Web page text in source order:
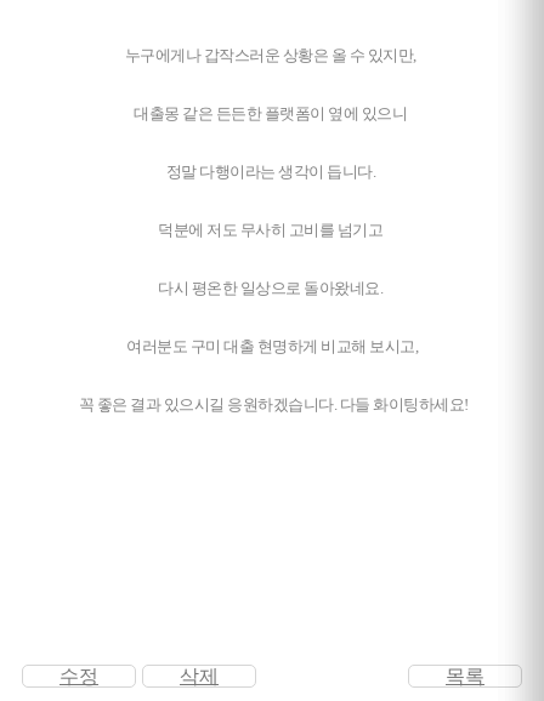
누구에게나 갑작스러운 상황은 올 수 있지만,
대출몽 같은 든든한 플랫폼이 옆에 있으니
정말 다행이라는 생각이 듭니다.
덕분에 저도 무사히 고비를 넘기고
다시 평온한 일상으로 돌아왔네요.
여러분도 구미 대출 현명하게 비교해 보시고,
꼭 좋은 결과 있으시길 응원하겠습니다. 다들 화이팅하세요!
수정 삭제 목록